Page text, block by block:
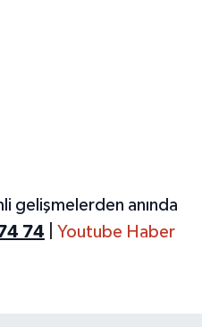
gelişmelerden anında
74
Youtube Haber